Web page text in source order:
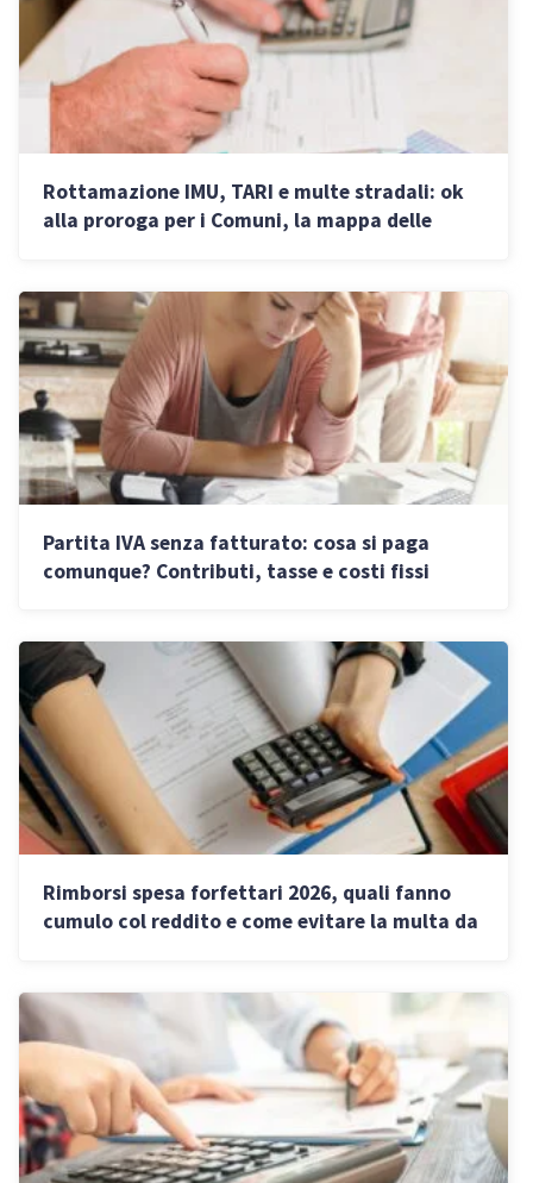
Rottamazione IMU, TARI e multe stradali: ok
alla proroga per i Comuni, la mappa delle
Partita IVA senza fatturato: cosa si paga
comunque? Contributi, tasse e costi fissi
Rimborsi spesa forfettari 2026, quali fanno
cumulo col reddito e come evitare la multa da